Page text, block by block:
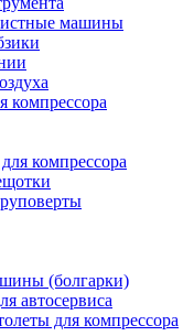
машины
компрессора
компрессора
(болгарки)
автосервиса
для компрессора